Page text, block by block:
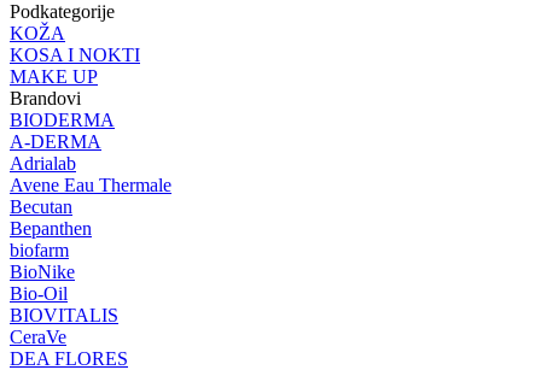
Podkategorije
KOŽA
KOSA I NOKTI
MAKE UP
Brandovi
BIODERMA
A-DERMA
Adrialab
Avene Eau Thermale
Becutan
Bepanthen
biofarm
BioNike
Bio-Oil
BIOVITALIS
CeraVe
DEA FLORES